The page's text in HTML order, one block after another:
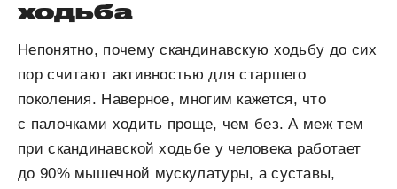
ходьба
Непонятно, почему скандинавскую ходьбу до сих
пор считают активностью для старшего
поколения. Наверное, многим кажется, что
с палочками ходить проще, чем без. А меж тем
при скандинавской ходьбе у человека работает
до 90% мышечной мускулатуры, а суставы,